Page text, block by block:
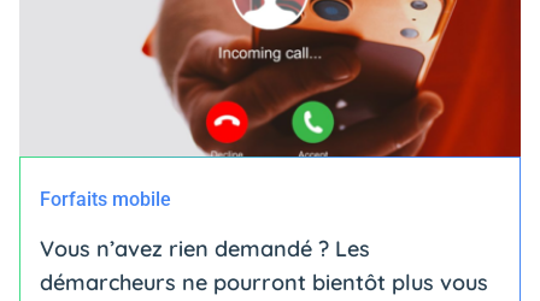
Forfaits mobile
Vous n’avez rien demandé ? Les
démarcheurs ne pourront bientôt plus vous